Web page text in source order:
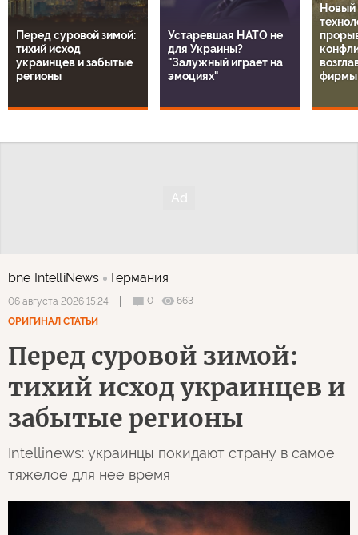
Перед суровой зимой:
тихий исход
украинцев и забытые
регионы
Устаревшая НАТО не
для Украины?
"Залужный играет на
эмоциях"
Новый
фирмы
bne IntelliNews Германия
06 августа 2026 15:24 0
663
ОРИГИНАЛ СТАТЬИ
Перед суровой зимой:
тихий исход украинцев и
забытые регионы
Intellinews: украинцы покидают страну в самое
тяжелое для нее время